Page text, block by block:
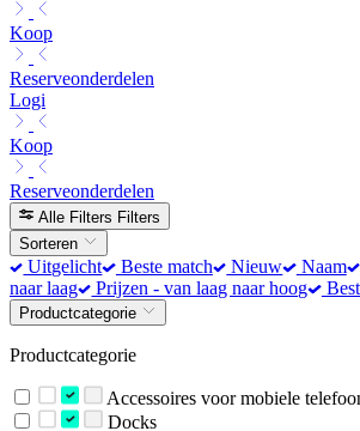
Koop
Reserveonderdelen
Logi
Koop
Reserveonderdelen
Alle Filters Filters
Sorteren
Uitgelicht Beste match Nieuw Naam
naar laag
Prijzen - van laag naar hoog
Productcategorie
Productcategorie
Accessoires voor mobiele
Docks